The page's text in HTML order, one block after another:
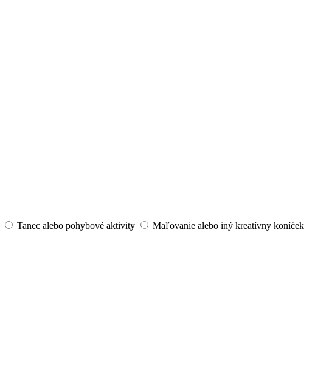
Tanec alebo pohybové aktivity Maľovanie alebo iný kreatívny koníček